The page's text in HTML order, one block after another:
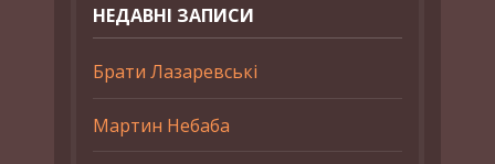
НЕДАВНІ ЗАПИСИ
Брати Лазаревські
Мартин Небаба